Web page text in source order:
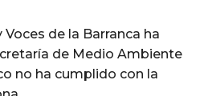
de la Barranca ha
de Medio Ambiente
no ha cumplido con la